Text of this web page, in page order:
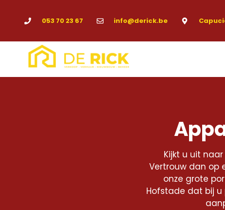
053 70 23 67 info@derick.be
Kijkt u uit
Vertrouw dan op
onze grote
Hofstade dat bij u